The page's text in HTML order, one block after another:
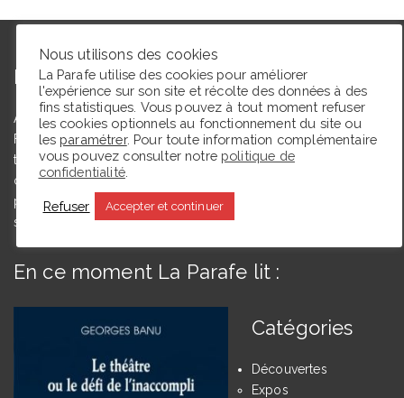
L’autrice
Agrégée de lettres modernes et docteure en études théâtrales,
Floriane Toussaint est maîtresse de conférences en études
théâtrales à l’Université de Caen Normandie et membre du
comité du Syndicat de la critique. Ce blog, créé en 2009, a
pour but de partager des expériences de lectrice et de
spectatrice.
En ce moment La Parafe lit :
Catégories
Découvertes
Expos
Nous utilisons des cookies
La Parafe utilise des cookies pour améliorer
l'expérience sur son site et récolte des données à des
fins statistiques. Vous pouvez à tout moment refuser
les cookies optionnels au fonctionnement du site ou
les paramétrer. Pour toute information complémentaire
vous pouvez consulter notre politique de
confidentialité.
Refuser Accepter et continuer